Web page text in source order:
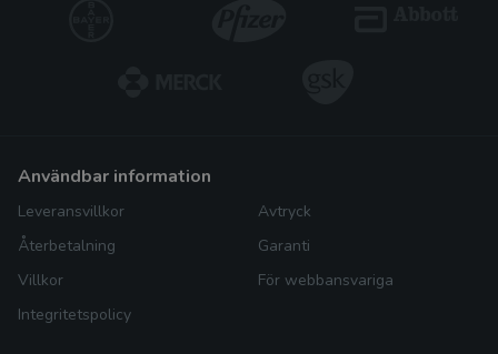
användbar information
Leveransvillkor
Återbetalning
Villkor
Integritetspolicy
Avtryck
Garanti
För webbansvariga